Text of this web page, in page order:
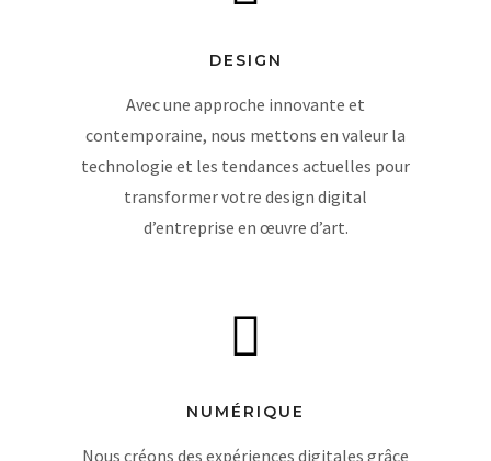
DESIGN
Avec une approche innovante et
contemporaine, nous mettons en valeur la
technologie et les tendances actuelles pour
transformer votre design digital
d’entreprise en œuvre d’art.
NUMÉRIQUE
Nous créons des expériences digitales grâce